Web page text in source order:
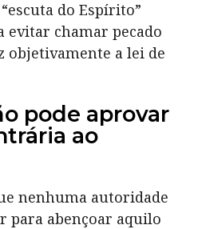
do Espírito”
evitar chamar pecado
objetivamente a lei de
pode aprovar
ao
nenhuma autoridade
para abençoar aquilo